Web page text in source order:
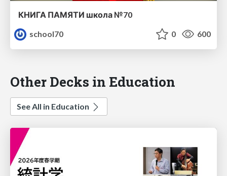
КНИГА ПАМЯТИ школа №70
school70
0 600
Other Decks in Education
See All in Education